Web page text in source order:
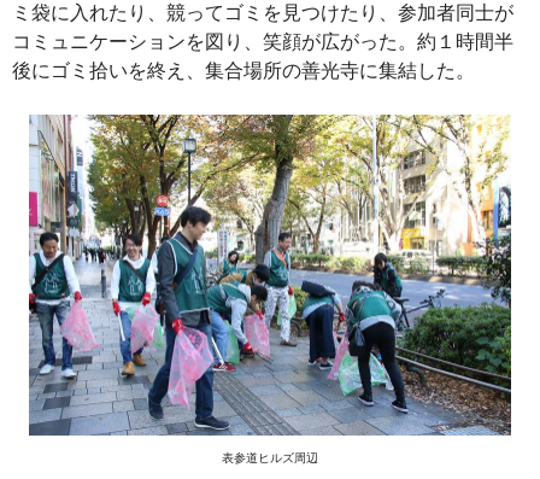
ミ袋に入れたり、競ってゴミを見つけたり、参加者同士が
コミュニケーションを図り、笑顔が広がった。約１時間半
後にゴミ拾いを終え、集合場所の善光寺に集結した。
表参道ヒルズ周辺